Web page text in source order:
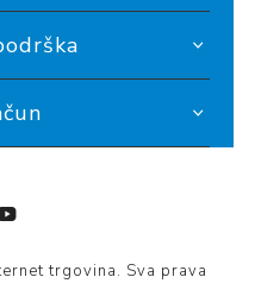
trgovina. Sva prava